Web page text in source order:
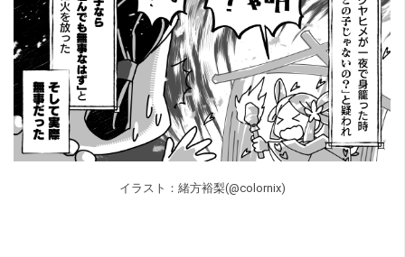
イラスト：緒方裕梨(@colornix)